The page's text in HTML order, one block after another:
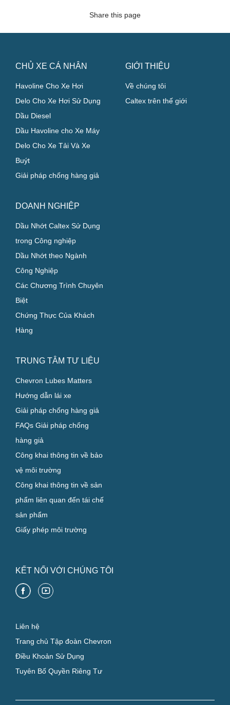
Share this page
CHỦ XE CÁ NHÂN
Havoline Cho Xe Hơi
Delo Cho Xe Hơi Sử Dụng
Dầu Diesel
Dầu Havoline cho Xe Máy
Delo Cho Xe Tải Và Xe
Buýt
Giải pháp chống hàng giả
DOANH NGHIỆP
Dầu Nhớt Caltex Sử Dụng
trong Công nghiệp
Dầu Nhớt theo Ngành
Công Nghiệp
Các Chương Trình Chuyên
Biệt
Chứng Thực Của Khách
Hàng
TRUNG TÂM TƯ LIỆU
Chevron Lubes Matters
Hướng dẫn lái xe
Giải pháp chống hàng giả
FAQs Giải pháp chống
hàng giả
Công khai thông tin về bảo
vệ môi trường
Công khai thông tin về sản
phẩm liên quan đến tái chế
sản phẩm
Giấy phép môi trường
GIỚI THIỆU
Về chúng tôi
Caltex trên thế giới
KẾT NỐI VỚI CHÚNG TÔI
Liên hệ
Trang chủ Tập đoàn Chevron
Điều Khoản Sử Dụng
Tuyên Bố Quyền Riêng Tư